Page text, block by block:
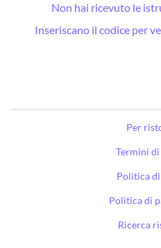
Non hai ricevuto le
Inseriscano il codice per
Per
Termini
Politica
Politica di
Ricerca